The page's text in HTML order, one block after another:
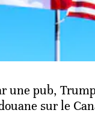
une pub,
sur le